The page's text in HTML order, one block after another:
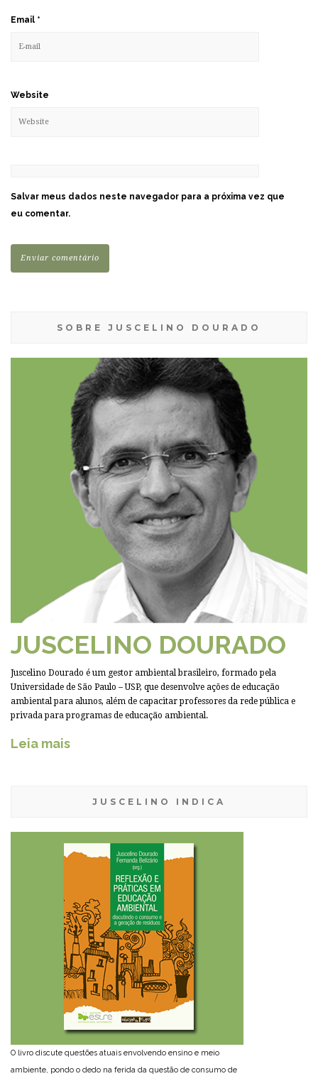
Email *
Website
Salvar meus dados neste navegador para a próxima vez que
eu comentar.
SOBRE JUSCELINO DOURADO
JUSCELINO DOURADO
Juscelino Dourado é um gestor ambiental brasileiro, formado pela
Universidade de São Paulo – USP, que desenvolve ações de educação
ambiental para alunos, além de capacitar professores da rede pública e
privada para programas de educação ambiental.
Leia mais
JUSCELINO INDICA
O livro discute questões atuais envolvendo ensino e meio
ambiente, pondo o dedo na ferida da questão de consumo de